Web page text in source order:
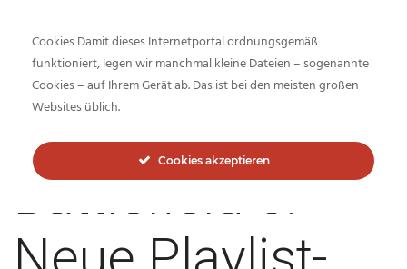
Inside-Network.net
Battlefield 6:
Cookies Damit dieses Internetportal ordnungsgemäß
funktioniert, legen wir manchmal kleine Dateien – sogenannte
Cookies – auf Ihrem Gerät ab. Das ist bei den meisten großen
Websites üblich.
Cookies akzeptieren